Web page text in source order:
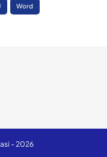
Word
- 2026